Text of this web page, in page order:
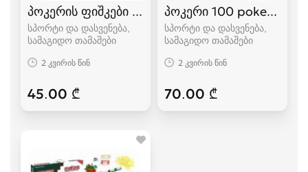
პოკერის ფიშკები 200 ცალიანი poker chips
სპორტი და დასვენება,
სამაგიდო თამაშები
2 კვირის წინ
45.00 ₾
პოკერი 100 poker
სპორტი და დასვენება,
სამაგიდო თამაშები
2 კვირის წინ
70.00 ₾